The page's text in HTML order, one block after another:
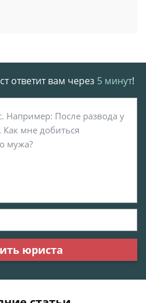
ответит вам через 5 минут!
юриста